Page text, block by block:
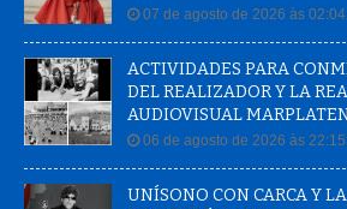
07 de agosto de 2026 às
ACTIVIDADES PARA
DEL REALIZADOR Y LA
AUDIOVISUAL
06 de agosto de 2026 às
UNÍSONO CON CARCA Y